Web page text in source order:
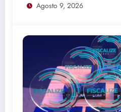
Agosto 9, 2026